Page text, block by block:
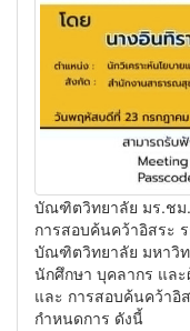
บัณฑิตวิทยาลัย มร.ชม
การสอบค้นคว้าอิสระ
บัณฑิตวิทยาลัย มหาวิ
นักศึกษา บุคลากร แล
และ การสอบค้นคว้า
กำหนดการ ดังนี้